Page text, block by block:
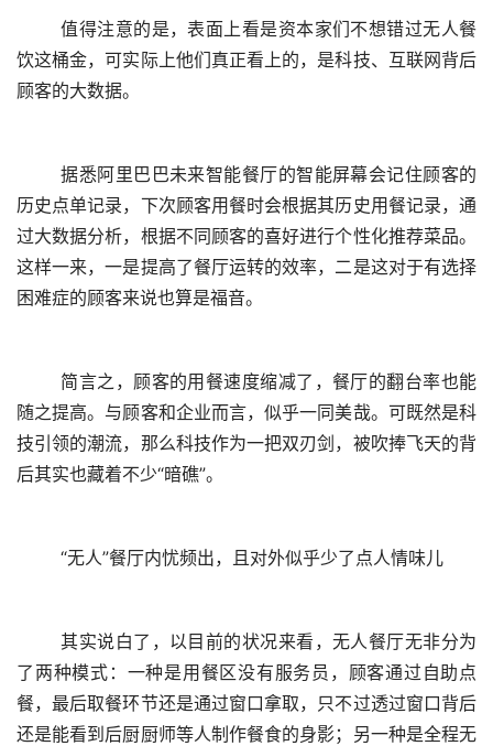
	值得注意的是，表面上看是资本家们不想错过无人餐
饮这桶金，可实际上他们真正看上的，是科技、互联网背后
顾客的大数据。
	据悉阿里巴巴未来智能餐厅的智能屏幕会记住顾客的
历史点单记录，下次顾客用餐时会根据其历史用餐记录，通
过大数据分析，根据不同顾客的喜好进行个性化推荐菜品。
这样一来，一是提高了餐厅运转的效率，二是这对于有选择
困难症的顾客来说也算是福音。
随之提高。与顾客和企业而言，似乎一同美哉。可既然是科
技引领的潮流，那么科技作为一把双刃剑，被吹捧飞天的背
后其实也藏着不少“暗礁”。
	“无人”餐厅内忧频出，且对外似乎少了点人情味儿
	其实说白了，以目前的状况来看，无人餐厅无非分为
了两种模式：一种是用餐区没有服务员，顾客通过自助点
餐，最后取餐环节还是通过窗口拿取，只不过透过窗口背后
还是能看到后厨厨师等人制作餐食的身影；另一种是全程无